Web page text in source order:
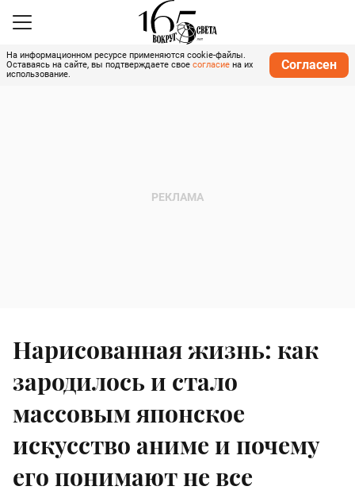
На информационном ресурсе применяются cookie-файлы.
Оставаясь на сайте, вы подтверждаете свое согласие на их
использование.
Согласен
Нарисованная жизнь: как
зародилось и стало
массовым японское
искусство аниме и почему
его понимают не все